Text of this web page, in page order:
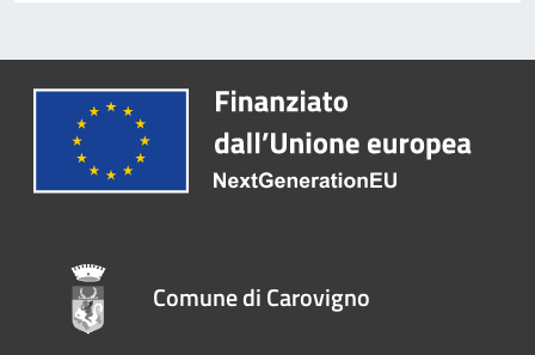
Comune di Carovigno